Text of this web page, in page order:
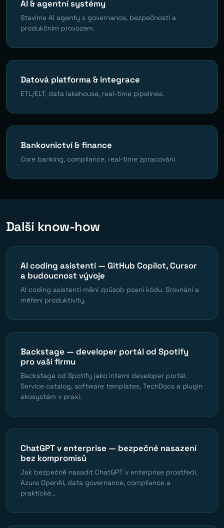
AI & agentní systémy
Stavíme AI agenty s governance, bezpečností a
produkčním provozem.
Datová platforma & integrace
ETL/ELT, data lakehouse, real-time pipelines.
Bankovnictví & finance
Core banking, compliance, real-time zpracování
Další know-how
AI coding asistenti — GitHub Copilot, Cursor
a budoucnost vývoje
AI coding asistenti mění způsob psaní kódu. Srovnání a
měření produktivity.
Backstage — developer portál od Spotify
pro vaši firmu
Backstage od Spotify jako interní developer portál.
Service catalog, software templates, TechDocs a plugin
ekosystém v praxi.
ChatGPT v enterprise — bezpečné nasazení
bez kompromisů
Jak bezpečně nasadit ChatGPT v enterprise prostředí.
Azure OpenAI, data governance, compliance a
praktické...